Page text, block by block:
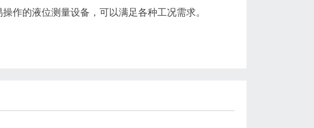
的液位测量设备，可以满足各种工况需求。